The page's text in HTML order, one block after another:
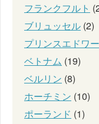
フランクフルト
ブリュッセル (2)
プリンスエドワ
ベトナム (19)
ベルリン (8)
ホーチミン (10)
ポーランド (1)